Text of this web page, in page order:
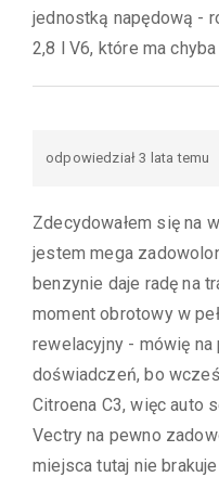
jednostką napędową -
2,8 l V6, które ma
odpowiedział 3 lata temu
Zdecydowałem się na
jestem mega
benzynie daje radę na
moment obrotowy w
rewelacyjny - mówię na
doświadczeń, bo
Citroena C3, więc auto
Vectry na pewno
miejsca tutaj nie